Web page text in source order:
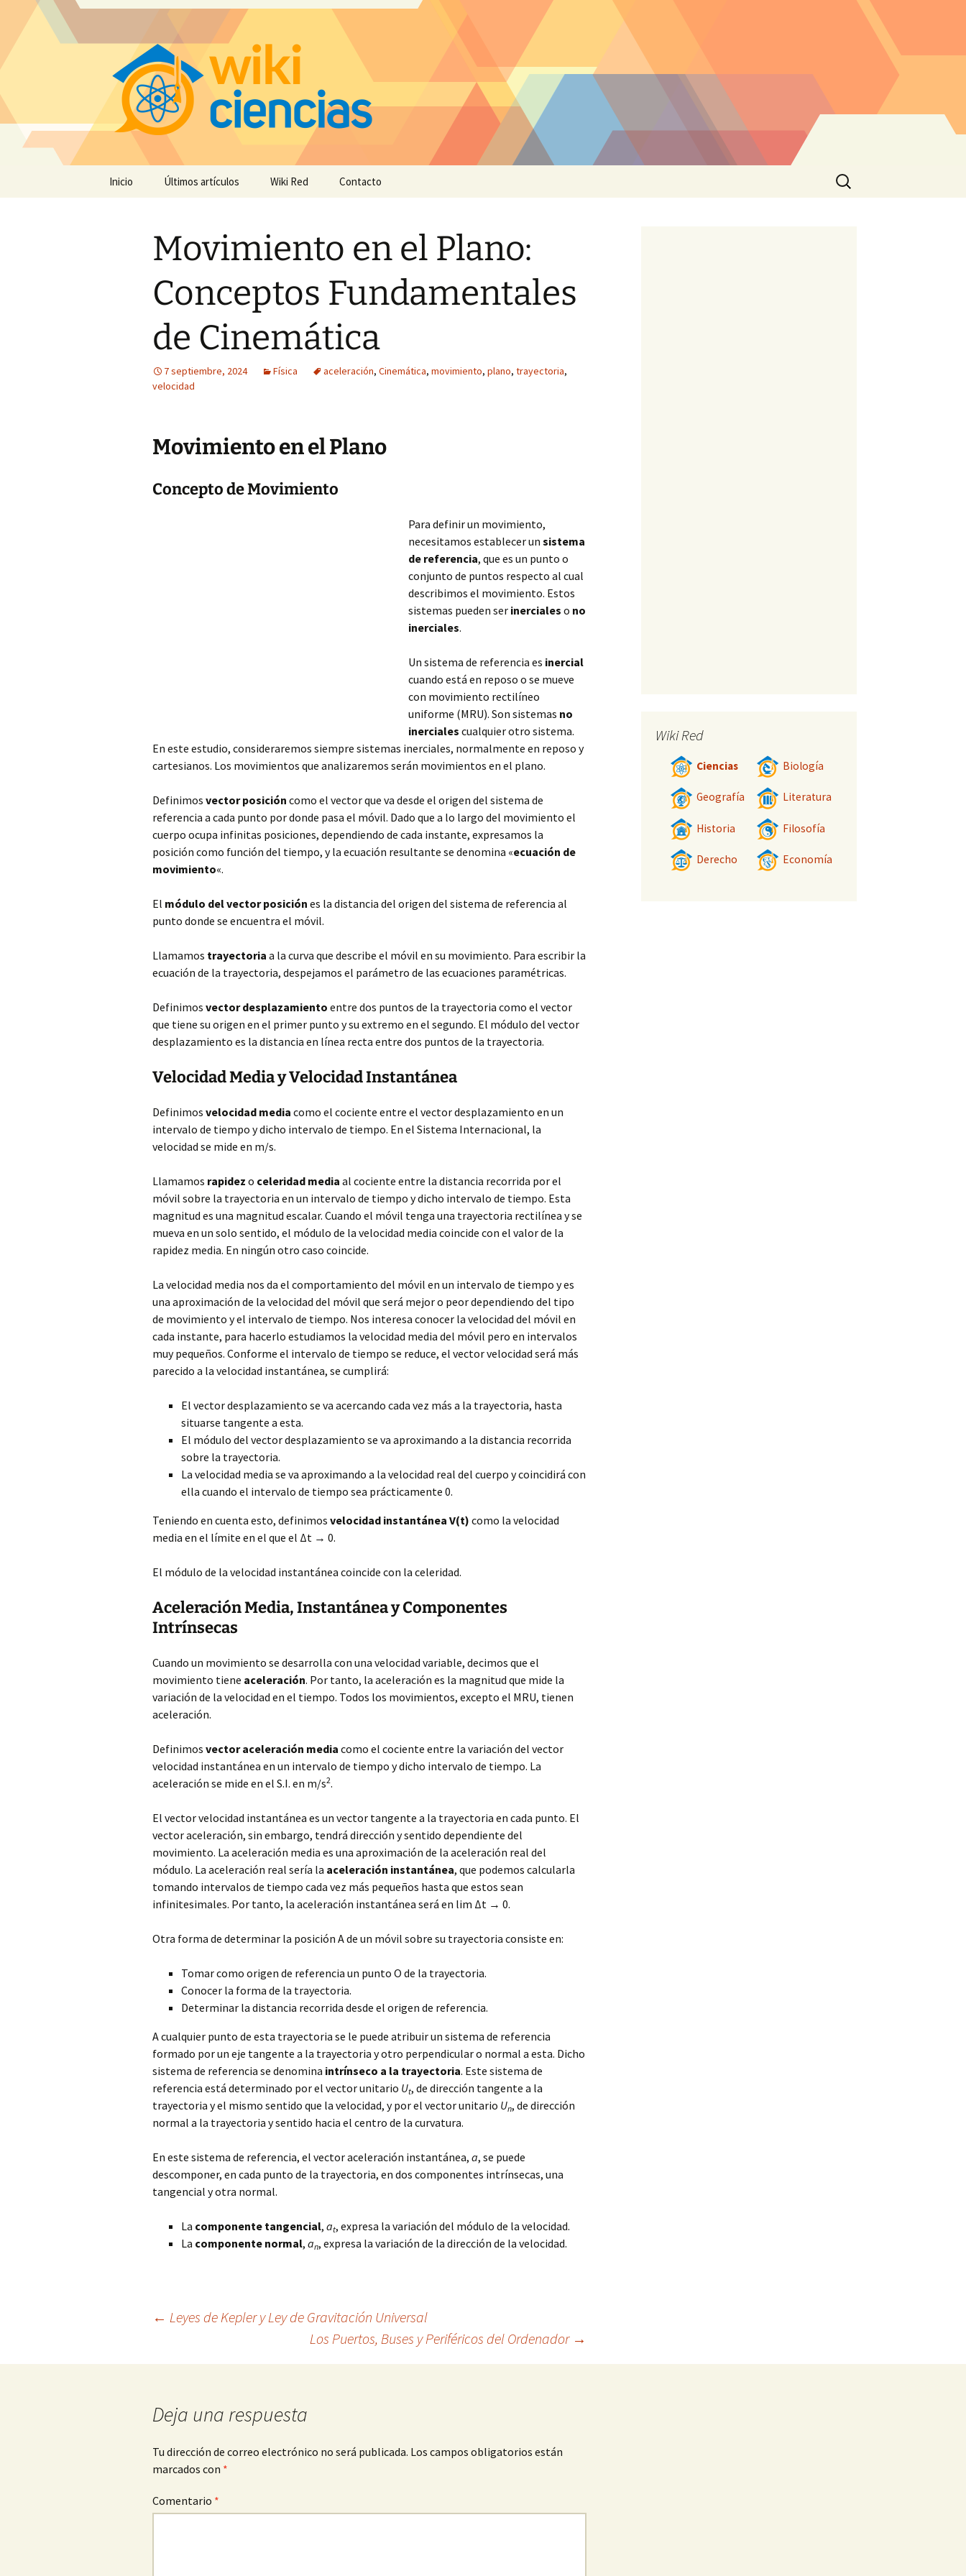
Inicio Últimos artículos Wiki Red Contacto
Buscar:
Movimiento en el Plano:
Conceptos Fundamentales
de Cinemática
7 septiembre, 2024 Física aceleración, Cinemática, movimiento, plano, trayectoria,
velocidad
Movimiento en el Plano
Concepto de Movimiento
Para definir un movimiento,
necesitamos establecer un sistema
de referencia, que es un punto o
conjunto de puntos respecto al cual
describimos el movimiento. Estos
sistemas pueden ser inerciales o no
inerciales.
Un sistema de referencia es inercial
cuando está en reposo o se mueve
con movimiento rectilíneo
uniforme (MRU). Son sistemas no
inerciales cualquier otro sistema.
En este estudio, consideraremos siempre sistemas inerciales, normalmente en reposo y
cartesianos. Los movimientos que analizaremos serán movimientos en el plano.
Definimos vector posición como el vector que va desde el origen del sistema de
referencia a cada punto por donde pasa el móvil. Dado que a lo largo del movimiento el
cuerpo ocupa infinitas posiciones, dependiendo de cada instante, expresamos la
posición como función del tiempo, y la ecuación resultante se denomina «ecuación de
movimiento«.
El módulo del vector posición es la distancia del origen del sistema de referencia al
punto donde se encuentra el móvil.
Llamamos trayectoria a la curva que describe el móvil en su movimiento. Para escribir la
ecuación de la trayectoria, despejamos el parámetro de las ecuaciones paramétricas.
Definimos vector desplazamiento entre dos puntos de la trayectoria como el vector
que tiene su origen en el primer punto y su extremo en el segundo. El módulo del vector
desplazamiento es la distancia en línea recta entre dos puntos de la trayectoria.
Velocidad Media y Velocidad Instantánea
Definimos velocidad media como el cociente entre el vector desplazamiento en un
intervalo de tiempo y dicho intervalo de tiempo. En el Sistema Internacional, la
velocidad se mide en m/s.
Llamamos rapidez o celeridad media al cociente entre la distancia recorrida por el
móvil sobre la trayectoria en un intervalo de tiempo y dicho intervalo de tiempo. Esta
magnitud es una magnitud escalar. Cuando el móvil tenga una trayectoria rectilínea y se
mueva en un solo sentido, el módulo de la velocidad media coincide con el valor de la
rapidez media. En ningún otro caso coincide.
La velocidad media nos da el comportamiento del móvil en un intervalo de tiempo y es
una aproximación de la velocidad del móvil que será mejor o peor dependiendo del tipo
de movimiento y el intervalo de tiempo. Nos interesa conocer la velocidad del móvil en
cada instante, para hacerlo estudiamos la velocidad media del móvil pero en intervalos
muy pequeños. Conforme el intervalo de tiempo se reduce, el vector velocidad será más
parecido a la velocidad instantánea, se cumplirá:
El vector desplazamiento se va acercando cada vez más a la trayectoria, hasta
situarse tangente a esta.
El módulo del vector desplazamiento se va aproximando a la distancia recorrida
sobre la trayectoria.
La velocidad media se va aproximando a la velocidad real del cuerpo y coincidirá con
ella cuando el intervalo de tiempo sea prácticamente 0.
Teniendo en cuenta esto, definimos velocidad instantánea V(t) como la velocidad
media en el límite en el que el Δt → 0.
El módulo de la velocidad instantánea coincide con la celeridad.
Aceleración Media, Instantánea y Componentes
Intrínsecas
Cuando un movimiento se desarrolla con una velocidad variable, decimos que el
movimiento tiene aceleración. Por tanto, la aceleración es la magnitud que mide la
variación de la velocidad en el tiempo. Todos los movimientos, excepto el MRU, tienen
aceleración.
Definimos vector aceleración media como el cociente entre la variación del vector
velocidad instantánea en un intervalo de tiempo y dicho intervalo de tiempo. La
aceleración se mide en el S.I. en m/s2.
El vector velocidad instantánea es un vector tangente a la trayectoria en cada punto. El
vector aceleración, sin embargo, tendrá dirección y sentido dependiente del
movimiento. La aceleración media es una aproximación de la aceleración real del
módulo. La aceleración real sería la aceleración instantánea, que podemos calcularla
tomando intervalos de tiempo cada vez más pequeños hasta que estos sean
infinitesimales. Por tanto, la aceleración instantánea será en lim Δt → 0.
Otra forma de determinar la posición A de un móvil sobre su trayectoria consiste en:
Tomar como origen de referencia un punto O de la trayectoria.
Conocer la forma de la trayectoria.
Determinar la distancia recorrida desde el origen de referencia.
A cualquier punto de esta trayectoria se le puede atribuir un sistema de referencia
formado por un eje tangente a la trayectoria y otro perpendicular o normal a esta. Dicho
sistema de referencia se denomina intrínseco a la trayectoria. Este sistema de
referencia está determinado por el vector unitario Ut, de dirección tangente a la
trayectoria y el mismo sentido que la velocidad, y por el vector unitario Un, de dirección
normal a la trayectoria y sentido hacia el centro de la curvatura.
En este sistema de referencia, el vector aceleración instantánea, a, se puede
descomponer, en cada punto de la trayectoria, en dos componentes intrínsecas, una
tangencial y otra normal.
La componente tangencial, at, expresa la variación del módulo de la velocidad.
La componente normal, an, expresa la variación de la dirección de la velocidad.
Navegación
de
← Leyes de Kepler y Ley de Gravitación Universal
Los Puertos, Buses y Periféricos del Ordenador →
Deja una respuesta
Tu dirección de correo electrónico no será publicada. Los campos obligatorios están
marcados con *
Comentario *
Wiki Red
Ciencias Biología
Geografía Literatura
Historia Filosofía
Derecho Economía